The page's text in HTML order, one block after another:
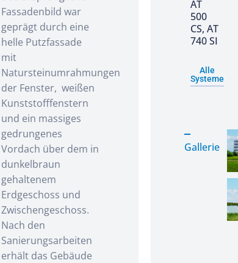
Fassadenbild war
geprägt durch eine
helle Putzfassade
mit
Natursteinumrahmungen
der Fenster, weißen
Kunststofffenstern
und ein massiges
gedrungenes
Vordach über dem in
dunkelbraun
gehaltenem
Erdgeschoss und
Zwischengeschoss.
Nach den
Sanierungsarbeiten
erhält das Gebäude
AT
500
CS, AT
740 SI
Alle
Systeme
Gallerie